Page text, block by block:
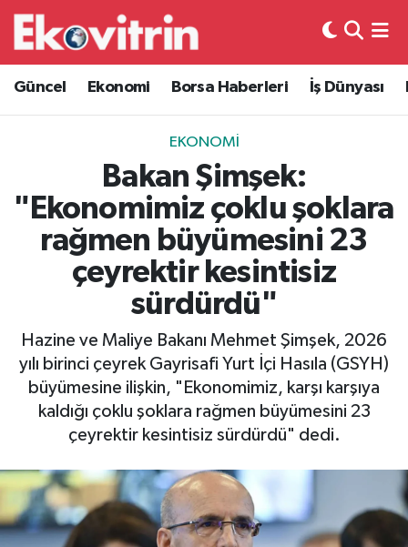
Güncel Ekonomi Borsa Haberleri İş Dünyası
EKONOMI
Bakan Şimşek:
"Ekonomimiz çoklu şoklara
rağmen büyümesini 23
çeyrektir kesintisiz
sürdürdü"
Hazine ve Maliye Bakanı Mehmet Şimşek, 2026
yılı birinci çeyrek Gayrisafi Yurt İçi Hasıla (GSYH)
büyümesine ilişkin, "Ekonomimiz, karşı karşıya
kaldığı çoklu şoklara rağmen büyümesini 23
çeyrektir kesintisiz sürdürdü" dedi.
Güncel
Ekonomi
Borsa Haberleri
İş Dünyası
Lojistik
Asayiş
Magazin
Gayrimenkul
Spor
Eğitim
Hava Durumu
Trafik Durumu
Süper Lig Puan Durumu ve Fikstür
Tüm Manşetler
Son Dakika Haberleri
Haber Arşivi